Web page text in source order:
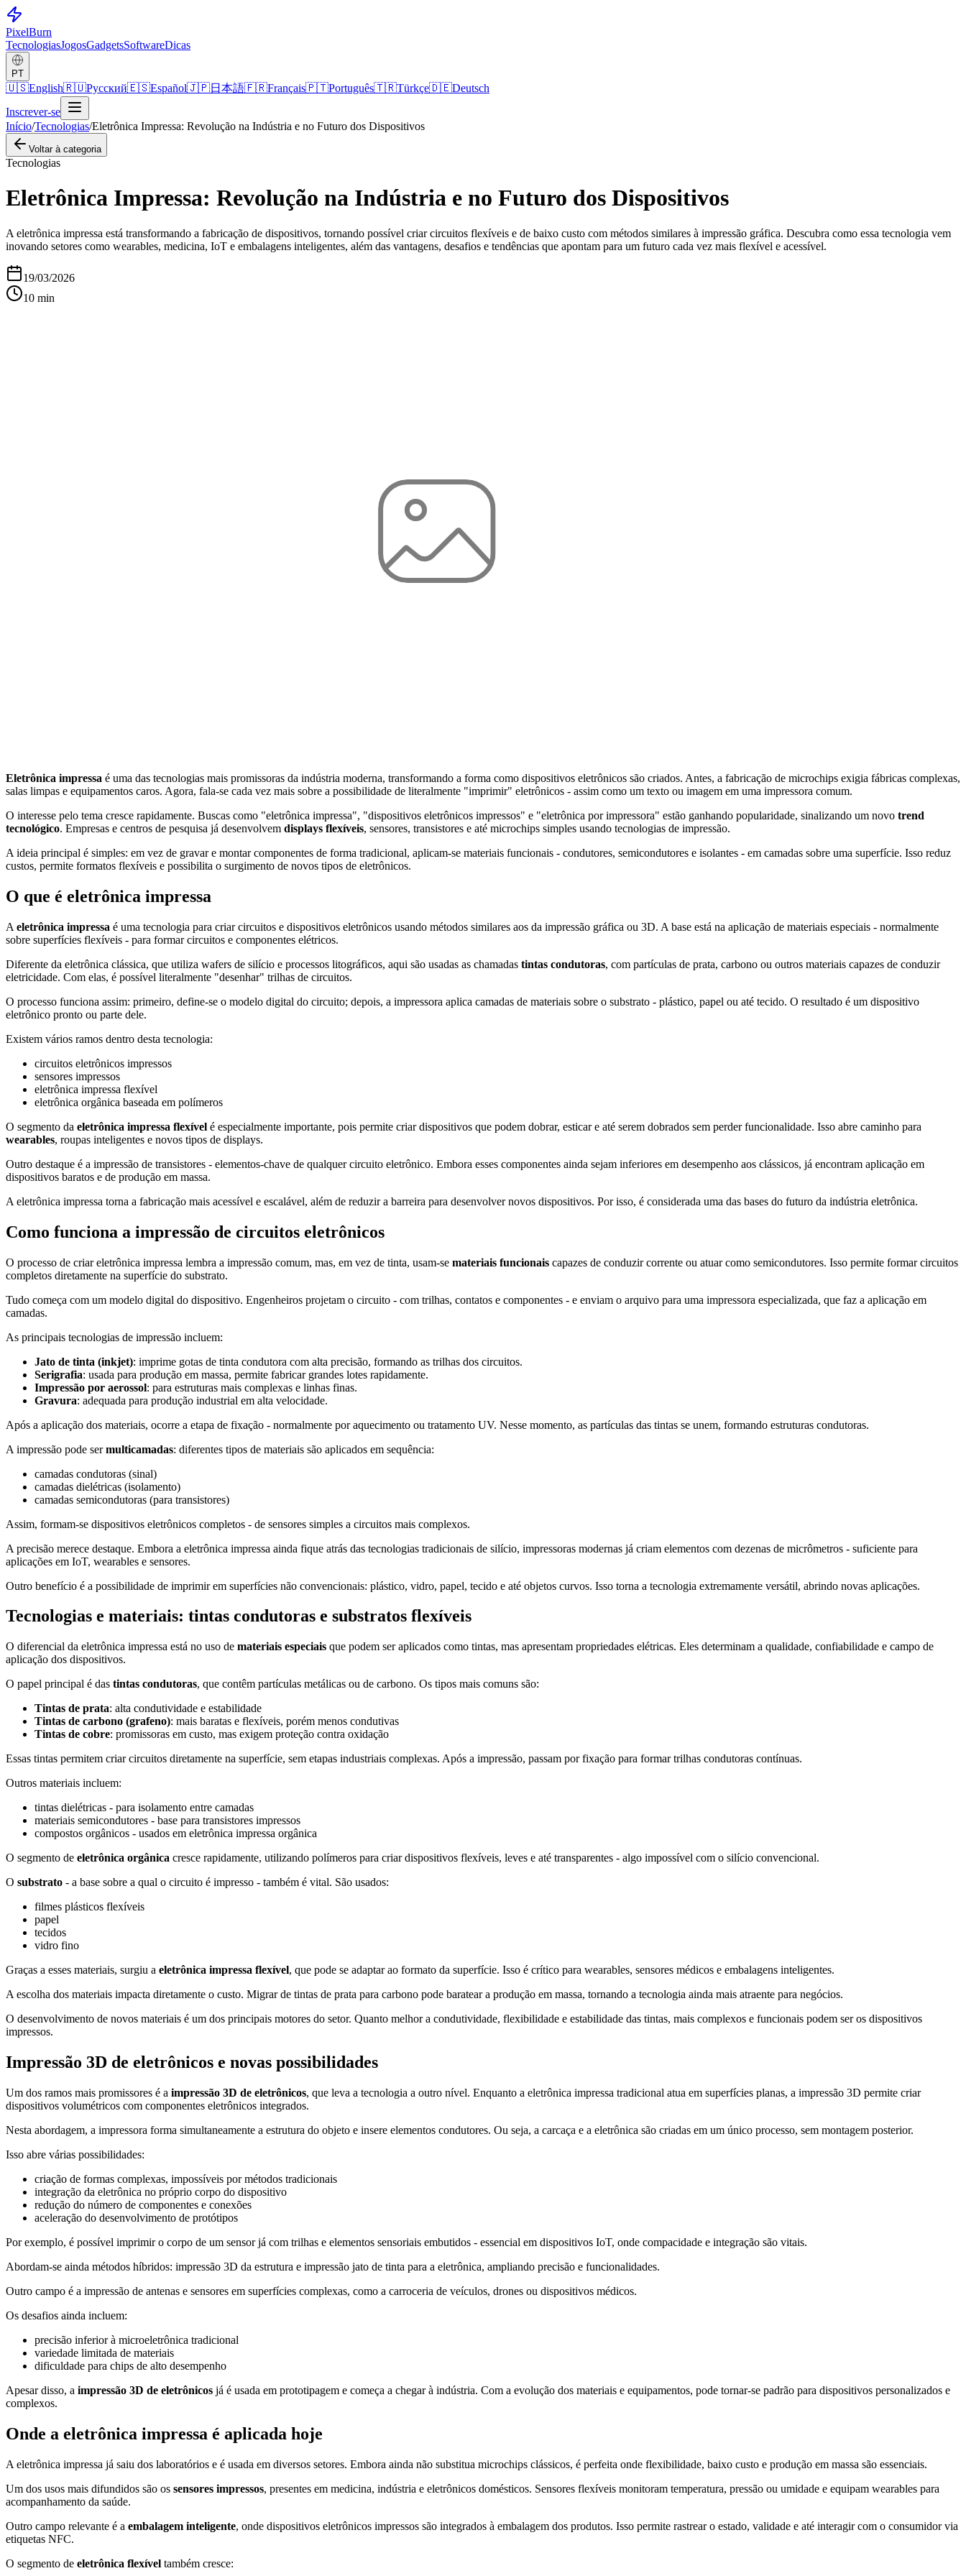
PixelBurn
TecnologiasJogosGadgetsSoftwareDicas
PT
🇺🇸English🇷🇺Русский🇪🇸Español🇯🇵日本語🇫🇷Français🇵🇹Português🇹🇷Türkçe🇩🇪Deutsch
Inscrever-se
Início/Tecnologias/Eletrônica Impressa: Revolução na Indústria e no Futuro dos Dispositivos
Voltar à categoria
Tecnologias
Eletrônica Impressa: Revolução na Indústria e no Futuro dos Dispositivos
A eletrônica impressa está transformando a fabricação de dispositivos, tornando possível criar circuitos flexíveis e de baixo custo com métodos similares à impressão gráfica. Descubra como essa tecnologia vem
inovando setores como wearables, medicina, IoT e embalagens inteligentes, além das vantagens, desafios e tendências que apontam para um futuro cada vez mais flexível e acessível.
19/03/2026
10 min
Eletrônica impressa é uma das tecnologias mais promissoras da indústria moderna, transformando a forma como dispositivos eletrônicos são criados. Antes, a fabricação de microchips exigia fábricas complexas,
salas limpas e equipamentos caros. Agora, fala-se cada vez mais sobre a possibilidade de literalmente "imprimir" eletrônicos - assim como um texto ou imagem em uma impressora comum.
O interesse pelo tema cresce rapidamente. Buscas como "eletrônica impressa", "dispositivos eletrônicos impressos" e "eletrônica por impressora" estão ganhando popularidade, sinalizando um novo trend
tecnológico. Empresas e centros de pesquisa já desenvolvem displays flexíveis, sensores, transistores e até microchips simples usando tecnologias de impressão.
A ideia principal é simples: em vez de gravar e montar componentes de forma tradicional, aplicam-se materiais funcionais - condutores, semicondutores e isolantes - em camadas sobre uma superfície. Isso reduz
custos, permite formatos flexíveis e possibilita o surgimento de novos tipos de eletrônicos.
O que é eletrônica impressa
A eletrônica impressa é uma tecnologia para criar circuitos e dispositivos eletrônicos usando métodos similares aos da impressão gráfica ou 3D. A base está na aplicação de materiais especiais - normalmente
sobre superfícies flexíveis - para formar circuitos e componentes elétricos.
Diferente da eletrônica clássica, que utiliza wafers de silício e processos litográficos, aqui são usadas as chamadas tintas condutoras, com partículas de prata, carbono ou outros materiais capazes de conduzir
eletricidade. Com elas, é possível literalmente "desenhar" trilhas de circuitos.
O processo funciona assim: primeiro, define-se o modelo digital do circuito; depois, a impressora aplica camadas de materiais sobre o substrato - plástico, papel ou até tecido. O resultado é um dispositivo
eletrônico pronto ou parte dele.
Existem vários ramos dentro desta tecnologia:
circuitos eletrônicos impressos
sensores impressos
eletrônica impressa flexível
eletrônica orgânica baseada em polímeros
O segmento da eletrônica impressa flexível é especialmente importante, pois permite criar dispositivos que podem dobrar, esticar e até serem dobrados sem perder funcionalidade. Isso abre caminho para
wearables, roupas inteligentes e novos tipos de displays.
Outro destaque é a impressão de transistores - elementos-chave de qualquer circuito eletrônico. Embora esses componentes ainda sejam inferiores em desempenho aos clássicos, já encontram aplicação em
dispositivos baratos e de produção em massa.
A eletrônica impressa torna a fabricação mais acessível e escalável, além de reduzir a barreira para desenvolver novos dispositivos. Por isso, é considerada uma das bases do futuro da indústria eletrônica.
Como funciona a impressão de circuitos eletrônicos
O processo de criar eletrônica impressa lembra a impressão comum, mas, em vez de tinta, usam-se materiais funcionais capazes de conduzir corrente ou atuar como semicondutores. Isso permite formar circuitos
completos diretamente na superfície do substrato.
Tudo começa com um modelo digital do dispositivo. Engenheiros projetam o circuito - com trilhas, contatos e componentes - e enviam o arquivo para uma impressora especializada, que faz a aplicação em
camadas.
As principais tecnologias de impressão incluem:
Jato de tinta (inkjet): imprime gotas de tinta condutora com alta precisão, formando as trilhas dos circuitos.
Serigrafia: usada para produção em massa, permite fabricar grandes lotes rapidamente.
Impressão por aerossol: para estruturas mais complexas e linhas finas.
Gravura: adequada para produção industrial em alta velocidade.
Após a aplicação dos materiais, ocorre a etapa de fixação - normalmente por aquecimento ou tratamento UV. Nesse momento, as partículas das tintas se unem, formando estruturas condutoras.
A impressão pode sermulticamadas: diferentes tipos de materiais são aplicados em sequência:
camadas condutoras (sinal)
camadas dielétricas (isolamento)
camadas semicondutoras (para transistores)
Assim, formam-se dispositivos eletrônicos completos - de sensores simples a circuitos mais complexos.
A precisão merece destaque. Embora a eletrônica impressa ainda fique atrás das tecnologias tradicionais de silício, impressoras modernas já criam elementos com dezenas de micrômetros - suficiente para
aplicações em IoT, wearables e sensores.
Outro benefício é a possibilidade de imprimir em superfícies não convencionais: plástico, vidro, papel, tecido e até objetos curvos. Isso torna a tecnologia extremamente versátil, abrindo novas aplicações.
Tecnologias e materiais: tintas condutoras e substratos flexíveis
O diferencial da eletrônica impressa está no uso de materiais especiais que podem ser aplicados como tintas, mas apresentam propriedades elétricas. Eles determinam a qualidade, confiabilidade e campo de
aplicação dos dispositivos.
O papel principal é das tintas condutoras, que contêm partículas metálicas ou de carbono. Os tipos mais comuns são:
Tintas de prata: alta condutividade e estabilidade
Tintas de carbono (grafeno): mais baratas e flexíveis, porém menos condutivas
Tintas de cobre: promissoras em custo, mas exigem proteção contra oxidação
Essas tintas permitem criar circuitos diretamente na superfície, sem etapas industriais complexas. Após a impressão, passam por fixação para formar trilhas condutoras contínuas.
Outros materiais incluem:
tintas dielétricas - para isolamento entre camadas
materiais semicondutores - base para transistores impressos
compostos orgânicos - usados em eletrônica impressa orgânica
O segmento de eletrônica orgânica cresce rapidamente, utilizando polímeros para criar dispositivos flexíveis, leves e até transparentes - algo impossível com o silício convencional.
O substrato - a base sobre a qual o circuito é impresso - também é vital. São usados:
filmes plásticos flexíveis
papel
tecidos
vidro fino
Graças a esses materiais, surgiu a eletrônica impressa flexível, que pode se adaptar ao formato da superfície. Isso é crítico para wearables, sensores médicos e embalagens inteligentes.
A escolha dos materiais impacta diretamente o custo. Migrar de tintas de prata para carbono pode baratear a produção em massa, tornando a tecnologia ainda mais atraente para negócios.
O desenvolvimento de novos materiais é um dos principais motores do setor. Quanto melhor a condutividade, flexibilidade e estabilidade das tintas, mais complexos e funcionais podem ser os dispositivos
impressos.
Impressão 3D de eletrônicos e novas possibilidades
Um dos ramos mais promissores é a impressão 3D de eletrônicos, que leva a tecnologia a outro nível. Enquanto a eletrônica impressa tradicional atua em superfícies planas, a impressão 3D permite criar
dispositivos volumétricos com componentes eletrônicos integrados.
Nesta abordagem, a impressora forma simultaneamente a estrutura do objeto e insere elementos condutores. Ou seja, a carcaça e a eletrônica são criadas em um único processo, sem montagem posterior.
Isso abre várias possibilidades:
criação de formas complexas, impossíveis por métodos tradicionais
integração da eletrônica no próprio corpo do dispositivo
redução do número de componentes e conexões
aceleração do desenvolvimento de protótipos
Por exemplo, é possível imprimir o corpo de um sensor já com trilhas e elementos sensoriais embutidos - essencial em dispositivos IoT, onde compacidade e integração são vitais.
Abordam-se ainda métodos híbridos: impressão 3D da estrutura e impressão jato de tinta para a eletrônica, ampliando precisão e funcionalidades.
Outro campo é a impressão de antenas e sensores em superfícies complexas, como a carroceria de veículos, drones ou dispositivos médicos.
Os desafios ainda incluem:
precisão inferior à microeletrônica tradicional
variedade limitada de materiais
dificuldade para chips de alto desempenho
Apesar disso, a impressão 3D de eletrônicos já é usada em prototipagem e começa a chegar à indústria. Com a evolução dos materiais e equipamentos, pode tornar-se padrão para dispositivos personalizados e
complexos.
Onde a eletrônica impressa é aplicada hoje
A eletrônica impressa já saiu dos laboratórios e é usada em diversos setores. Embora ainda não substitua microchips clássicos, é perfeita onde flexibilidade, baixo custo e produção em massa são essenciais.
Um dos usos mais difundidos são os sensores impressos, presentes em medicina, indústria e eletrônicos domésticos. Sensores flexíveis monitoram temperatura, pressão ou umidade e equipam wearables para
acompanhamento da saúde.
Outro campo relevante é a embalagem inteligente, onde dispositivos eletrônicos impressos são integrados à embalagem dos produtos. Isso permite rastrear o estado, validade e até interagir com o consumidor via
etiquetas NFC.
O segmento de eletrônica flexível também cresce: